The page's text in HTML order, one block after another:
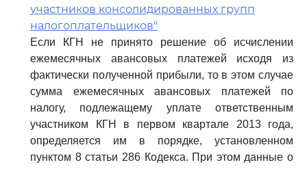
участников консолидированных групп
налогоплательщиков"
Если КГН не принято решение об исчислении
ежемесячных авансовых платежей исходя из
фактически полученной прибыли, то в этом случае
сумма ежемесячных авансовых платежей по
налогу, подлежащему уплате ответственным
участником КГН в первом квартале 2013 года,
определяется им в порядке, установленном
пунктом 8 статьи 286 Кодекса. При этом данные о